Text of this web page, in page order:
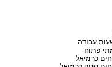
עבודה
פתוח
כרמיאל